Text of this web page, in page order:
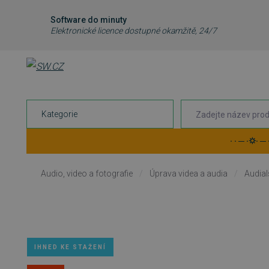
Software do minuty
Elektronické licence dostupné okamžitě, 24/7
Kategorie
· · ─ ·⛭·
Audio, video a fotografie Úprava videa a audia
IHNED KE STAŽENÍ